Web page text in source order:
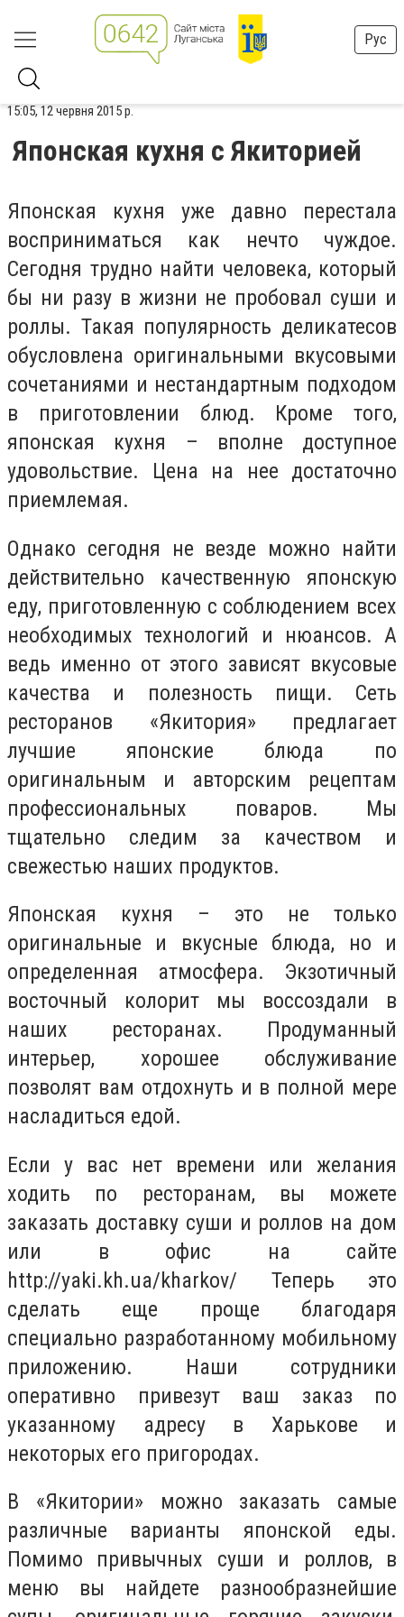
Рус
15:05, 12 червня 2015 р.
Японская кухня с Якиторией
Японская кухня уже давно перестала
восприниматься как нечто чуждое.
Сегодня трудно найти человека, который
бы ни разу в жизни не пробовал суши и
роллы. Такая популярность деликатесов
обусловлена оригинальными вкусовыми
сочетаниями и нестандартным подходом
в приготовлении блюд. Кроме того,
японская кухня – вполне доступное
удовольствие. Цена на нее достаточно
приемлемая.
Однако сегодня не везде можно найти
действительно качественную японскую
еду, приготовленную с соблюдением всех
необходимых технологий и нюансов. А
ведь именно от этого зависят вкусовые
качества и полезность пищи. Сеть
ресторанов «Якитория» предлагает
лучшие японские блюда по
оригинальным и авторским рецептам
профессиональных поваров. Мы
тщательно следим за качеством и
свежестью наших продуктов.
Японская кухня – это не только
оригинальные и вкусные блюда, но и
определенная атмосфера. Экзотичный
восточный колорит мы воссоздали в
наших ресторанах. Продуманный
интерьер, хорошее обслуживание
позволят вам отдохнуть и в полной мере
насладиться едой.
Если у вас нет времени или желания
ходить по ресторанам, вы можете
заказать доставку суши и роллов на дом
или в офис на сайте
http://yaki.kh.ua/kharkov/ Теперь это
сделать еще проще благодаря
специально разработанному мобильному
приложению. Наши сотрудники
оперативно привезут ваш заказ по
указанному адресу в Харькове и
некоторых его пригородах.
В «Якитории» можно заказать самые
различные варианты японской еды.
Помимо привычных суши и роллов, в
меню вы найдете разнообразнейшие